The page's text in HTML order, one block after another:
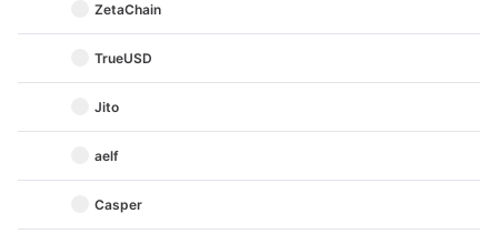
ZetaChain
TrueUSD
Jito
aelf
Casper